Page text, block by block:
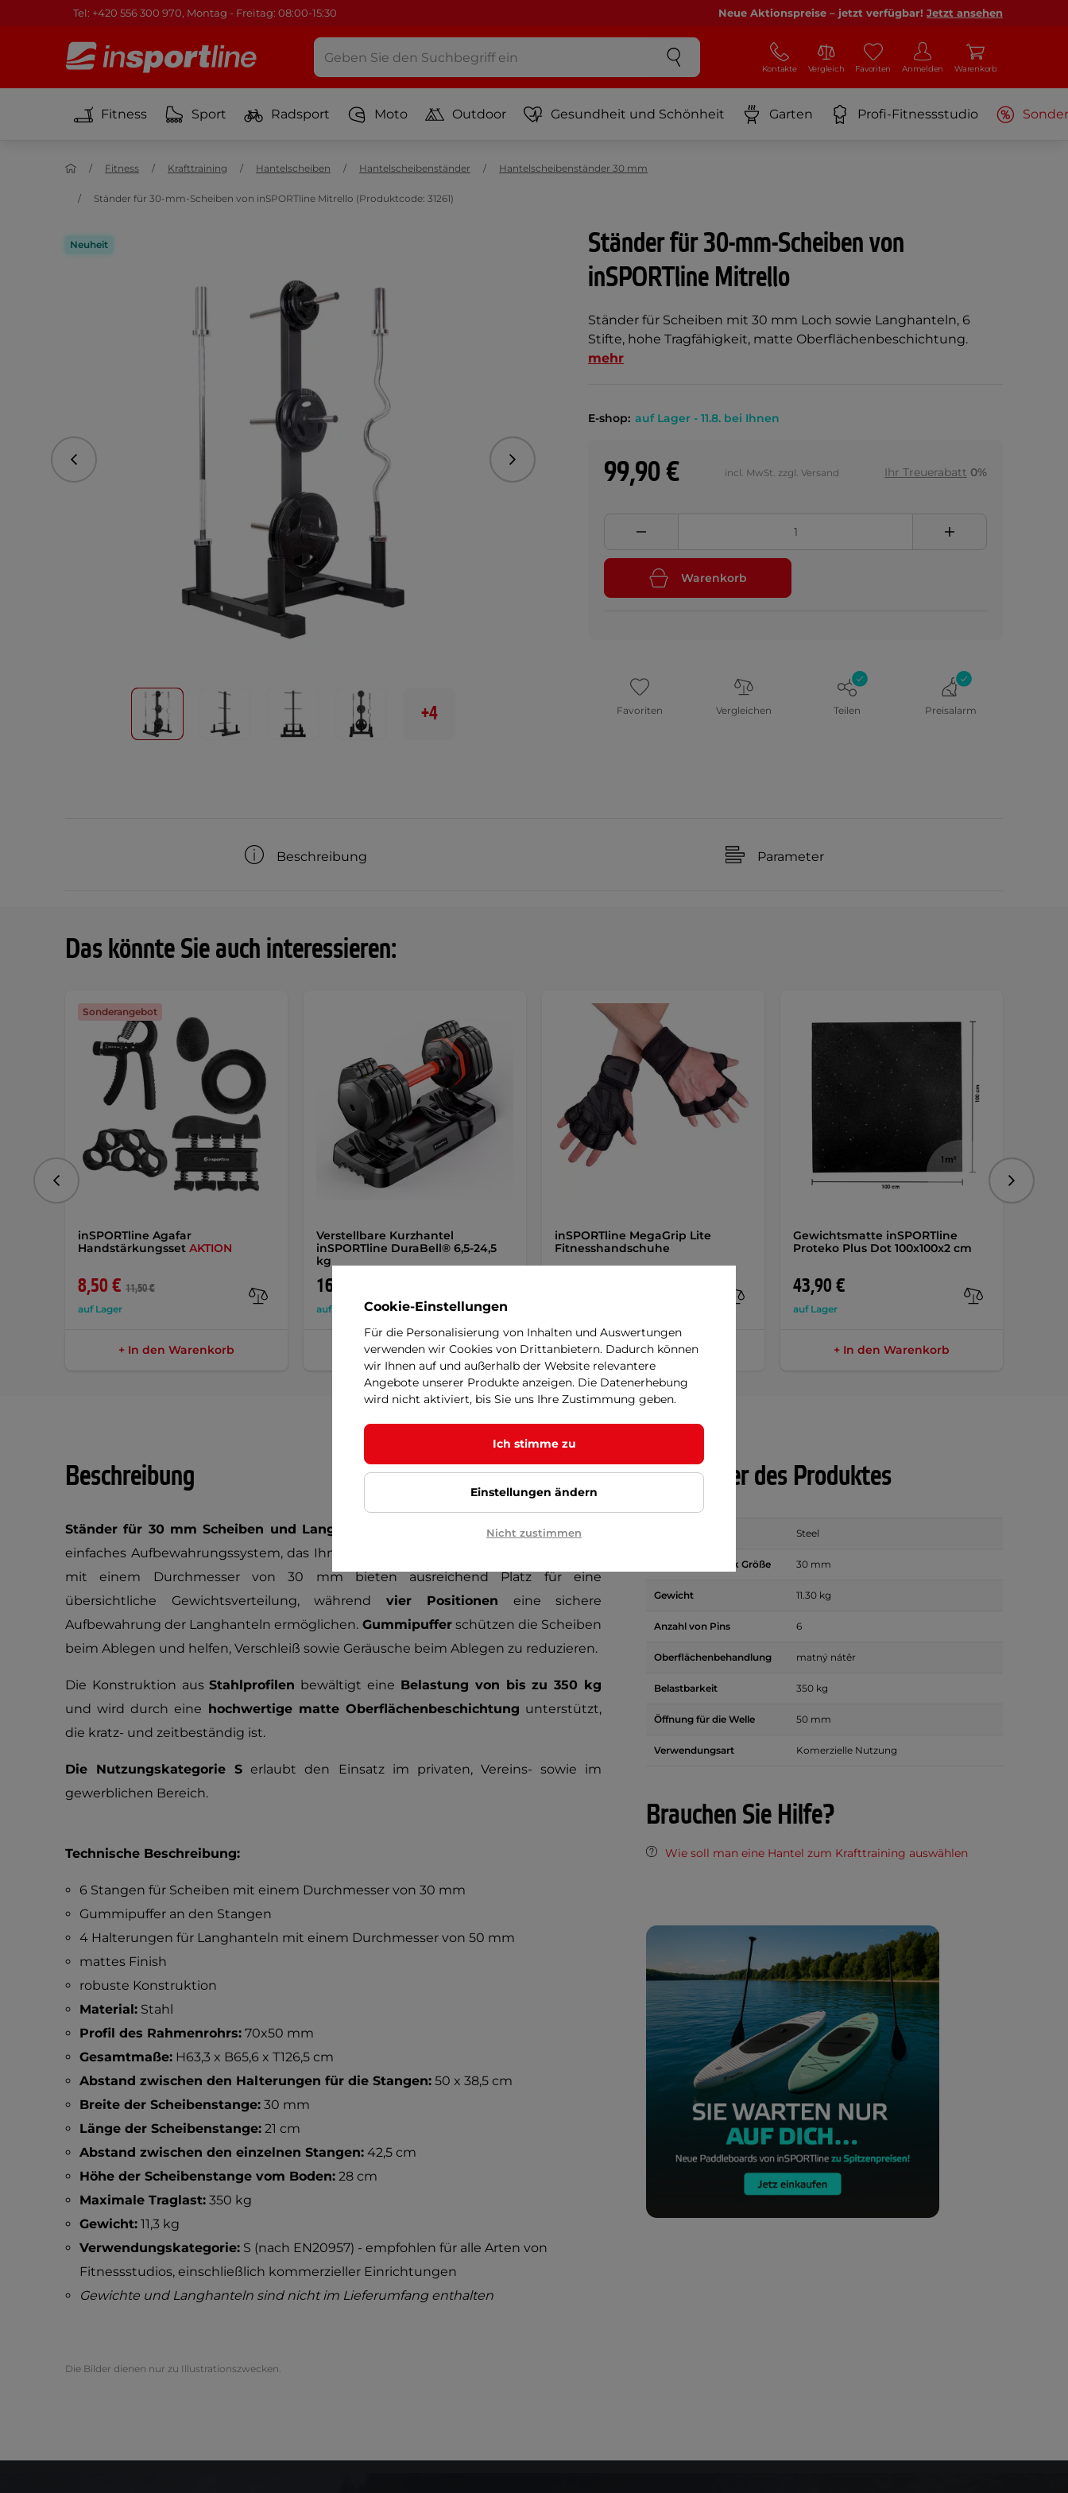
Tel: +420 556 300 970, Montag - Freitag: 08:00-15:30 Neue Aktionspreise – jetzt verfügbar! Jetzt ansehen
Kontakte Vergleich Favoriten Anmelden Warenkorb
Fitness Sport Radsport Moto Outdoor Gesundheit und Schönheit Garten Profi-Fitnessstudio
Fitness Krafttraining Hantelscheiben Hantelscheibenständer Hantelscheibenständer 30 mm
Ständer für 30-mm-Scheiben von inSPORTline Mitrello (Produktcode: 31261)
Ständer für 30-mm-Scheiben von
inSPORTline Mitrello
Ständer für Scheiben mit 30 mm Loch sowie Langhanteln, 6
Stifte, hohe Tragfähigkeit, matte Oberflächenbeschichtung.
mehr
Neuheit
vorhergehend Folgend
+4
E-shop: auf Lager - 11.8. bei Ihnen
99,90 € incl. MwSt. zzgl. Versand Ihr Treuerabatt 0%
Warenkorb
Favoriten Vergleichen Teilen Preisalarm
Beschreibung Parameter
Das könnte Sie auch interessieren:
inSPORTline Agafar
Handstärkungsset AKTION
8,50 € 11,50 €
auf Lager
Sonderangebot
+ In den Warenkorb
Verstellbare Kurzhantel
inSPORTline DuraBell® 6,5-24,5
kg
165,90 €
auf Lager
+ In den Warenkorb
inSPORTline MegaGrip Lite
Fitnesshandschuhe
+ In den Warenkorb
Gewichtsmatte inSPORTline
Proteko Plus Dot 100x100x2 cm
43,90 €
auf Lager
+ In den Warenkorb
vorhergehend Folgend
Beschreibung
Ständer für 30 mm Scheiben und Langhanteln inSPORTline Mitrellobietet ein
einfaches Aufbewahrungssystem, das Ihnen Platz spart.
mit einem Durchmesser von 30 mm bieten ausreichend Platz für eine
übersichtliche Gewichtsverteilung, während vier Positionen eine sichere
Aufbewahrung der Langhanteln ermöglichen. Gummipufferschützen die Scheiben
beim Ablegen und helfen, Verschleiß sowie Geräusche beim Ablegen zu reduzieren.
Die Konstruktion ausStahlprofilen bewältigt eine Belastung von bis zu 350 kg
und wird durch eine hochwertige matte Oberflächenbeschichtung unterstützt,
die kratz- und zeitbeständig ist.
Die Nutzungskategorie S erlaubt den Einsatz im privaten, Vereins- sowie im
gewerblichen Bereich.
Technische Beschreibung:
6 Stangen für Scheiben mit einem Durchmesser von 30 mm
Gummipuffer an den Stangen
4 Halterungen für Langhanteln mit einem Durchmesser von 50 mm
mattes Finish
robuste Konstruktion
Material:Stahl
Profil des Rahmenrohrs:70x50 mm
Gesamtmaße:H63,3 x B65,6 x T126,5 cm
Abstand zwischen den Halterungen für die Stangen:50 x 38,5 cm
Breite der Scheibenstange:30 mm
Länge der Scheibenstange:21 cm
Abstand zwischen den einzelnen Stangen:42,5 cm
Höhe der Scheibenstange vom Boden:28 cm
Maximale Traglast:350 kg
Gewicht:11,3 kg
Verwendungskategorie:S (nach EN20957) - empfohlen für alle Arten von
Fitnessstudios, einschließlich kommerzieller Einrichtungen
Gewichte und Langhanteln sind nicht im Lieferumfang enthalten
Die Bilder dienen nur zu Illustrationszwecken.
Parameter des Produktes
Steel
Designed für Disk Größe 30 mm
Gewicht 11.30 kg
Anzahl von Pins 6
Oberflächenbehandlung matný nátěr
Belastbarkeit 350 kg
Öffnung für die Welle 50 mm
Verwendungsart Komerzielle Nutzung
Brauchen Sie Hilfe?
Wie soll man eine Hantel zum Krafttraining auswählen
Cookie-Einstellungen
Für die Personalisierung von Inhalten und Auswertungen
verwenden wir Cookies von Drittanbietern. Dadurch können
wir Ihnen auf und außerhalb der Website relevantere
Angebote unserer Produkte anzeigen. Die Datenerhebung
wird nicht aktiviert, bis Sie uns Ihre Zustimmung geben.
Ich stimme zu
Einstellungen ändern
Nicht zustimmen